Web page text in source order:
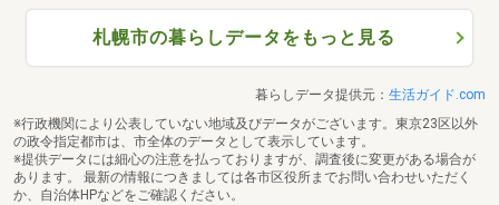
札幌市の暮らしデータをもっと見る
暮らしデータ提供元： 生活ガイド.com
※行政機関により公表していない地域及びデータがございます。東京23区以外
の政令指定都市は、市全体のデータとして表示しています。
※提供データには細心の注意を払っておりますが、調査後に変更がある場合が
あります。 最新の情報につきましては各市区役所までお問い合わせいただく
か、自治体HPなどをご確認ください。